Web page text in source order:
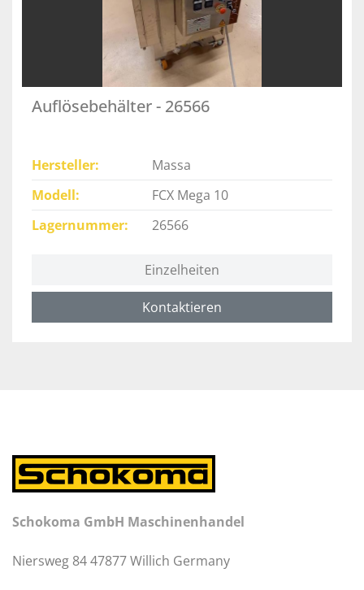
Auflösebehälter - 26566
Hersteller
Massa
Modell
FCX Mega 10
Lagernummer
26566
Einzelheiten
Kontaktieren
Schokoma GmbH Maschinenhandel
Niersweg 84 47877 Willich Germany